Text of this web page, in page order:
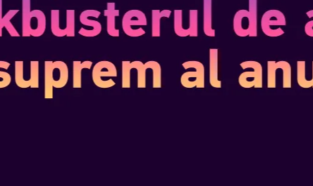
la persoana a treia
Etalați-vă fanii în
Games Store, jucătorii
intermediul Epic
tematică Resident Evil
colaborare Fortnite vor